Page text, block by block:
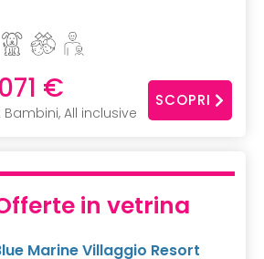
€
Bambini, All inclusive
SCOPRI
in vetrina
Marine Villaggio Resort